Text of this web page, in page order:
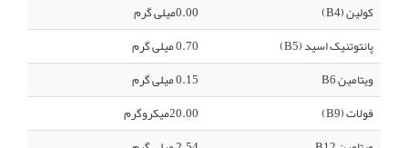
کولین (B4)
0.00میلی گرم
پانتوتنیک اسید (B5)
0.70 میلی گرم
ویتامین B6
0.15 میلی گرم
فولات (B9)
20.00میکروگرم